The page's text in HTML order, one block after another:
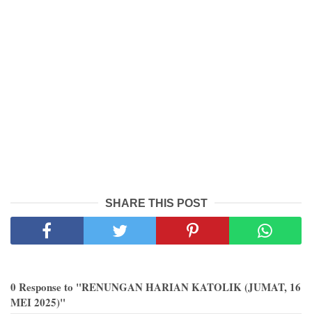
SHARE THIS POST
0 Response to "RENUNGAN HARIAN KATOLIK (JUMAT, 16
MEI 2025)"